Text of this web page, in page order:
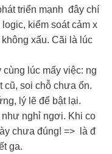
triển mạnh đây chí
kiểm soát cảm x
xấu. Cãi là lúc
lúc mấy việc: ng
cũ, soi chỗ chưa ổn.
lý lẽ để bật lại.
như nghỉ ngơi. Khi co
chưa đúng! => là đ
ga.